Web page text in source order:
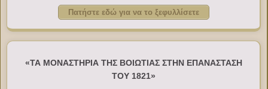
Πατήστε εδώ για να το ξεφυλλίσετε
«ΤΑ ΜΟΝΑΣΤΗΡΙΑ ΤΗΣ ΒΟΙΩΤΙΑΣ ΣΤΗΝ ΕΠΑΝΑΣΤΑΣΗ
ΤΟΥ 1821»